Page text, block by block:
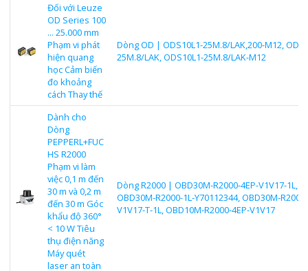
Đối với Leuze
OD Series 100
... 25.000 mm
Phạm vi phát
hiện quang
học Cảm biến
đo khoảng
cách Thay thế
Dòng OD | ODS10L1-25M.8/LAK,200-M12,
25M.8/LAK, ODS10L1-25M.8/LAK-M12
Dành cho
Dòng
PEPPERL+FUC
HS R2000
Phạm vi làm
việc 0,1 m đến
30 m và 0,2 m
đến 30 m Góc
khẩu độ 360°
< 10 W Tiêu
thụ điện năng
Máy quét
laser an toàn
Dòng R2000 | OBD30M-R2000-4EP-V1V17-1L,
OBD30M-R2000-1L-Y70112344, OBD30M-
V1V17-T-1L, OBD10M-R2000-4EP-V1V17